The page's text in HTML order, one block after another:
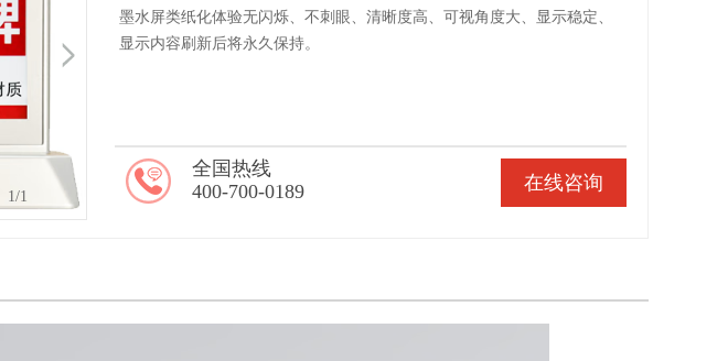
1/1
墨水屏类纸化体验无闪烁、不刺眼、清晰度高、可视角度大、显示稳定、
显示内容刷新后将永久保持。
在线咨询
全国热线
400-700-0189